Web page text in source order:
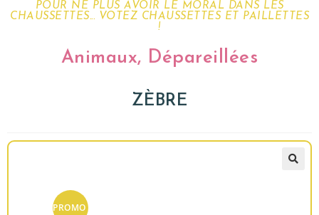
POUR NE PLUS AVOIR LE MORAL DANS LES
CHAUSSETTES... VOTEZ CHAUSSETTES ET PAILLETTES
!
Animaux, Dépareillées
ZÈBRE
PROMO